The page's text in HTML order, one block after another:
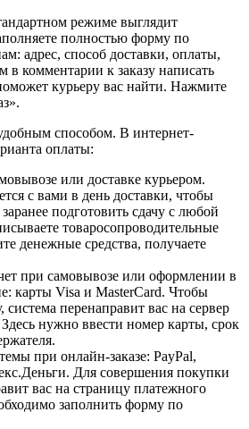
режиме выглядит
полностью форму по
адрес, способ доставки, оплаты,
в комментарии к заказу написать
курьеру вас найти. Нажмите
способом. В интернет-
оплаты:
или доставке курьером.
с вами в день доставки, чтобы
подготовить сдачу с любой
товаросопроводительные
денежные средства, получаете
при самовывозе или оформлении в
карты Visa и MasterCard. Чтобы
система перенаправит вас на сервер
нужно ввести номер карты, срок
при онлайн-заказе: PayPal,
Для совершения покупки
вас на страницу платежного
заполнить форму по